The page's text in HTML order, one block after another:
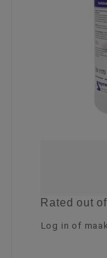
Ratedout
Log in of